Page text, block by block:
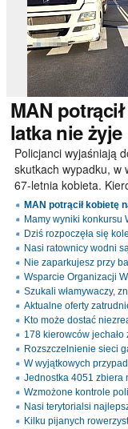
MAN
latka nie żyje
Policjanci wyjaśniają
skutkach wypadku, w
67-letnia kobieta.
MAN potrącił kobietę
Mamy wyniki konkursu
Dziś rozpoczęła się
Nasi ratownicy wodni
Nie zaparkujesz przy
Wsparcie Organizacji
Szukali włamywaczy,
Aktualne oferty
Kto może dostać
178 kierowców jechało
Rozszczelnienie sieci
W wyjątkowych
Jednostka 4051 zbiera
Wzmożone kontrole
Nasi terytorialsi
Kilku pijanych